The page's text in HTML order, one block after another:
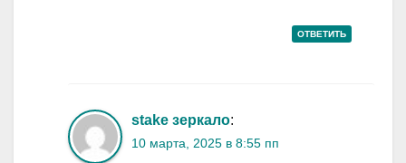
ОТВЕТИТЬ
stake зеркало:
10 марта, 2025 в 8:55 пп